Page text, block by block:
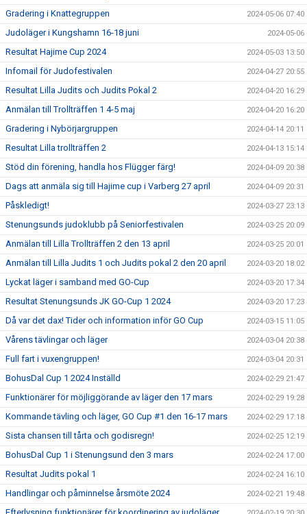
Gradering i Knattegruppen 2024-05-06 07:40
Judoläger i Kungshamn 16-18 juni 2024-05-06
Resultat Hajime Cup 2024 2024-05-03 13:50
Infomail för Judofestivalen 2024-04-27 20:55
Resultat Lilla Judits och Judits Pokal 2 2024-04-20 16:29
Anmälan till Trollträffen 1 4-5 maj 2024-04-20 16:20
Gradering i Nybörjargruppen 2024-04-14 20:11
Resultat Lilla trollträffen 2 2024-04-13 15:14
Stöd din förening, handla hos Flügger färg! 2024-04-09 20:38
Dags att anmäla sig till Hajime cup i Varberg 27 april 2024-04-09 20:31
Påskledigt! 2024-03-27 23:13
Stenungsunds judoklubb på Seniorfestivalen 2024-03-25 20:09
Anmälan till Lilla Trollträffen 2 den 13 april 2024-03-25 20:01
Anmälan till Lilla Judits 1 och Judits pokal 2 den 20 april 2024-03-20 18:02
Lyckat läger i samband med GO-Cup 2024-03-20 17:34
Resultat Stenungsunds JK GO-Cup 1 2024 2024-03-20 17:23
Då var det dax! Tider och information inför GO Cup 2024-03-15 11:05
Vårens tävlingar och läger 2024-03-04 20:38
Full fart i vuxengruppen! 2024-03-04 20:31
BohusDal Cup 1 2024 Inställd 2024-02-29 21:47
Funktionärer för möjliggörande av läger den 17 mars 2024-02-29 19:28
Kommande tävling och läger, GO Cup #1 den 16-17 mars 2024-02-29 17:18
Sista chansen till tårta och godisregn! 2024-02-25 12:19
BohusDal Cup 1 i Stenungsund den 3 mars 2024-02-24 17:00
Resultat Judits pokal 1 2024-02-24 16:10
Handlingar och påminnelse årsmöte 2024 2024-02-21 19:48